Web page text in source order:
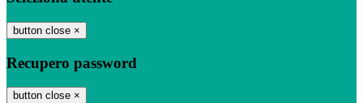
button close ×
Recupero password
button close ×